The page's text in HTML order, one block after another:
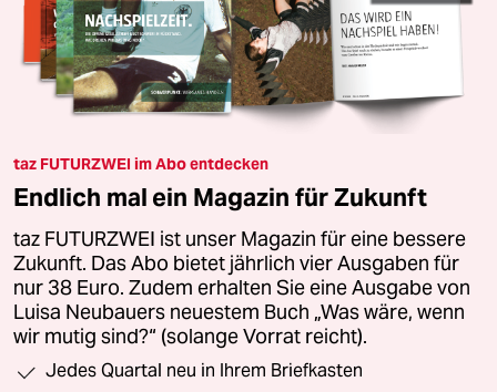
taz FUTURZWEI im Abo entdecken
Endlich mal ein Magazin für Zukunft
taz FUTURZWEI ist unser Magazin für eine bessere
Zukunft. Das Abo bietet jährlich vier Ausgaben für
nur 38 Euro. Zudem erhalten Sie eine Ausgabe von
Luisa Neubauers neuestem Buch „Was wäre, wenn
wir mutig sind?“ (solange Vorrat reicht).
Jedes Quartal neu in Ihrem Briefkasten